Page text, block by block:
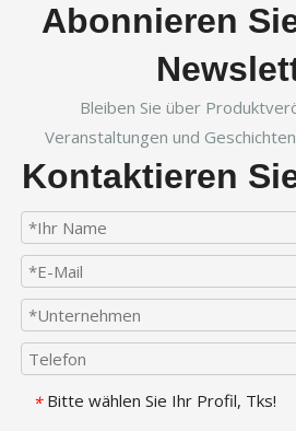
Abonnieren
Bleiben Sie über
Veranstaltungen und
Kontaktieren
* Bitte wählen Sie Ihr Profil, Tks!